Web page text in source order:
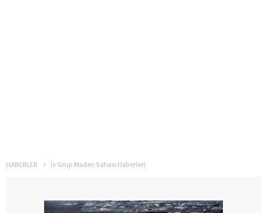
HABERLER İv Grup Maden Sahası Haberleri